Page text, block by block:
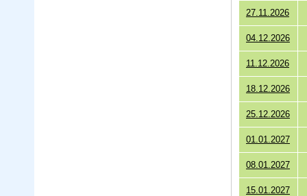
27.11.2026
04.12.2026
11.12.2026
18.12.2026
25.12.2026
01.01.2027
08.01.2027
15.01.2027